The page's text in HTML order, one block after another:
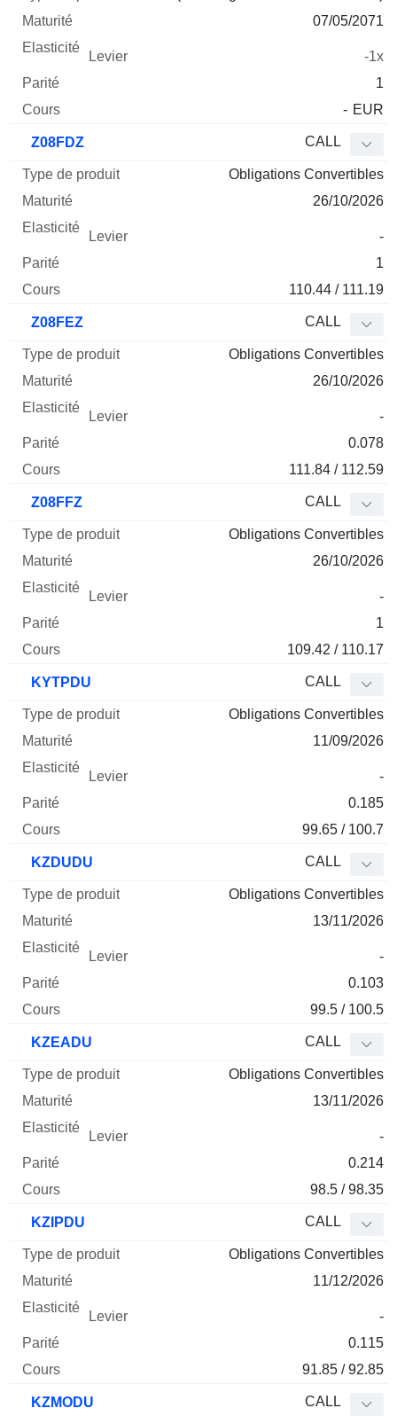
07/05/2071
-1x
1
- EUR
Z08FDZ CALL
Obligations Convertibles
26/10/2026
-
1
110.44 / 111.19
Z08FEZ CALL
Obligations Convertibles
26/10/2026
-
0.078
111.84 / 112.59
Z08FFZ CALL
Obligations Convertibles
26/10/2026
-
1
109.42 / 110.17
KYTPDU CALL
Obligations Convertibles
11/09/2026
-
0.185
99.65 / 100.7
KZDUDU CALL
Obligations Convertibles
13/11/2026
-
0.103
99.5 / 100.5
KZEADU CALL
Obligations Convertibles
13/11/2026
-
0.214
98.5 / 98.35
KZIPDU CALL
Obligations Convertibles
11/12/2026
-
0.115
91.85 / 92.85
KZMODU CALL